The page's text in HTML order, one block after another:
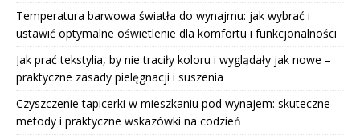
Temperatura barwowa światła do wynajmu: jak wybrać i
ustawić optymalne oświetlenie dla komfortu i funkcjonalności
Jak prać tekstylia, by nie traciły koloru i wyglądały jak nowe –
praktyczne zasady pielęgnacji i suszenia
Czyszczenie tapicerki w mieszkaniu pod wynajem: skuteczne
metody i praktyczne wskazówki na codzień